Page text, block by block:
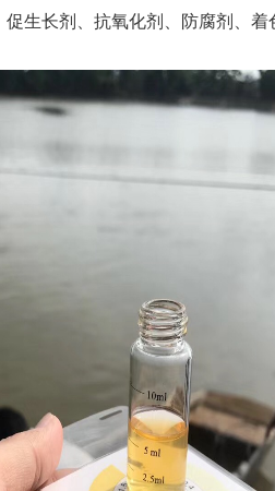
生长剂、抗氧化剂、防腐剂、着